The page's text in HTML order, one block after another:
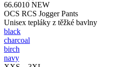
66.6010 NEW
OCS RCS Jogger Pants
Unisex tepláky z těžké bavlny
black
charcoal
birch
navy